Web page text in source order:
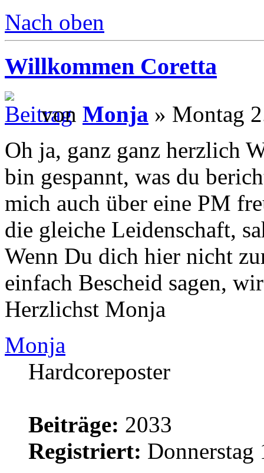
Nach oben
Willkommen Coretta
von Monja » Montag
Oh ja, ganz ganz herzlich
bin gespannt, was du
mich auch über eine PM
die gleiche Leidenschaft,
Wenn Du dich hier nicht
einfach Bescheid sagen,
Herzlichst Monja
Monja
Hardcoreposter
Beiträge: 2033
Registriert: Donnerstag